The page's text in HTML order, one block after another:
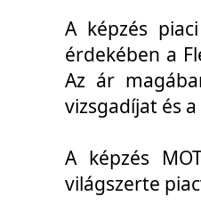
A képzés
érdekében a
Az ár
vizsgadíjat és
A képzés
világszerte